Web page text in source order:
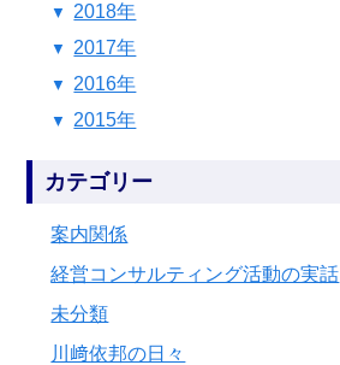
2018年
2017年
2016年
2015年
カテゴリー
案内関係
経営コンサルティング活動の実話
未分類
川﨑依邦の日々